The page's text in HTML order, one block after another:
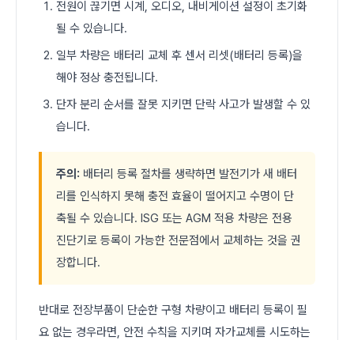
전원이 끊기면 시계, 오디오, 내비게이션 설정이 초기화
될 수 있습니다.
일부 차량은 배터리 교체 후 센서 리셋(배터리 등록)을
해야 정상 충전됩니다.
단자 분리 순서를 잘못 지키면 단락 사고가 발생할 수 있
습니다.
주의: 배터리 등록 절차를 생략하면 발전기가 새 배터
리를 인식하지 못해 충전 효율이 떨어지고 수명이 단
축될 수 있습니다. ISG 또는 AGM 적용 차량은 전용
진단기로 등록이 가능한 전문점에서 교체하는 것을 권
장합니다.
반대로 전장부품이 단순한 구형 차량이고 배터리 등록이 필
요 없는 경우라면, 안전 수칙을 지키며 자가교체를 시도하는